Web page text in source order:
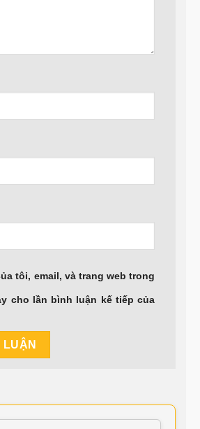
tôi, email, và trang web trong
cho lần bình luận kế tiếp của